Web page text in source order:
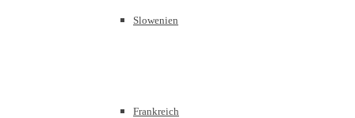
Slowenien
Frankreich